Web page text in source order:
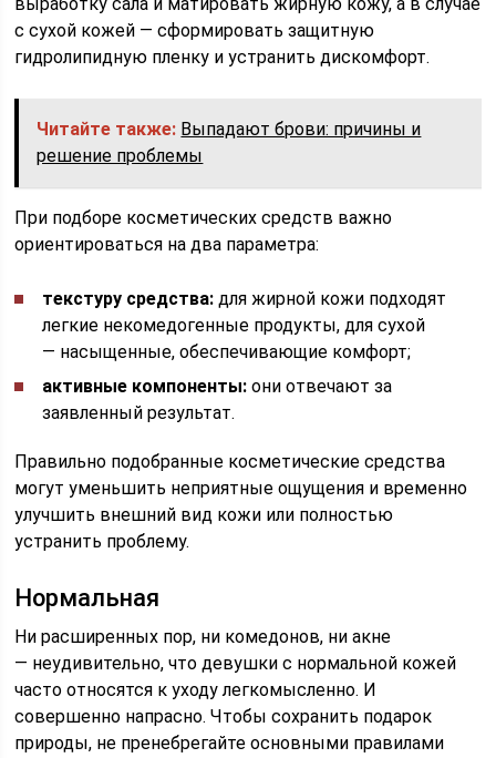
с сухой кожей — сформировать защитную
гидролипидную пленку и устранить дискомфорт.
Читайте также: Выпадают брови: причины и
решение проблемы
При подборе косметических средств важно
ориентироваться на два параметра:
текстуру средства: для жирной кожи подходят
легкие некомедогенные продукты, для сухой
— насыщенные, обеспечивающие комфорт;
активные компоненты: они отвечают за
заявленный результат.
Правильно подобранные косметические средства
могут уменьшить неприятные ощущения и временно
улучшить внешний вид кожи или полностью
устранить проблему.
Нормальная
Ни расширенных пор, ни комедонов, ни акне
— неудивительно, что девушки с нормальной кожей
часто относятся к уходу легкомысленно. И
совершенно напрасно. Чтобы сохранить подарок
природы, не пренебрегайте основными правилами